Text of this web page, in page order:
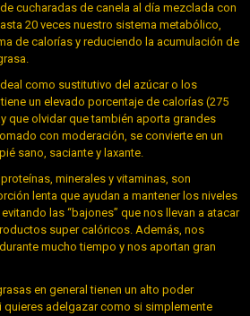
cucharadas de canela al día mezclada con
20 veces nuestro sistema metabólico,
de calorías y reduciendo la acumulación de
como sustitutivo del azúcar o los
un elevado porcentaje de calorías (275
que olvidar que también aporta grandes
con moderación, se convierte en un
sano, saciante y laxante.
proteínas, minerales y vitaminas, son
lenta que ayudan a mantener los niveles
las “bajones” que nos llevan a atacar
super calóricos. Además, nos
mucho tiempo y nos aportan gran
en general tienen un alto poder
quieres adelgazar como si simplemente